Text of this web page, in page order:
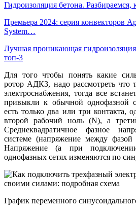
Гидроизоляция бетона. Разбираемся,
Премьера 2024: серия конвекторов
System…
Лучшая проникающая гидроизоляция
топ-3
Для того чтобы понять какие
ротор АДКЗ, надо рассмотреть что
электроснабжения, тогда все
привыкли к обычной однофазной
есть только два или три контакта,
второй рабочий ноль (N), а
Среднеквадратичное фазное
системе (напряжение между
Напряжение (а при
однофазных сетях изменяются по
График переменного